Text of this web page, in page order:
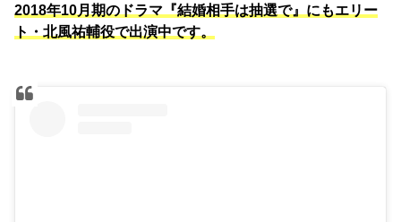
2018年10月期のドラマ『結婚相手は抽選で』にもエリー
ト・北風祐輔役で出演中です。